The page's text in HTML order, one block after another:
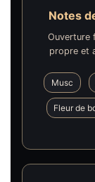
Notes
Ouverture
propre et
Musc
Fleur de